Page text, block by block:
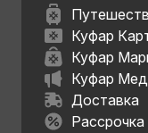
Куфар
Куфар
Куфар
Доставка
Рассрочка